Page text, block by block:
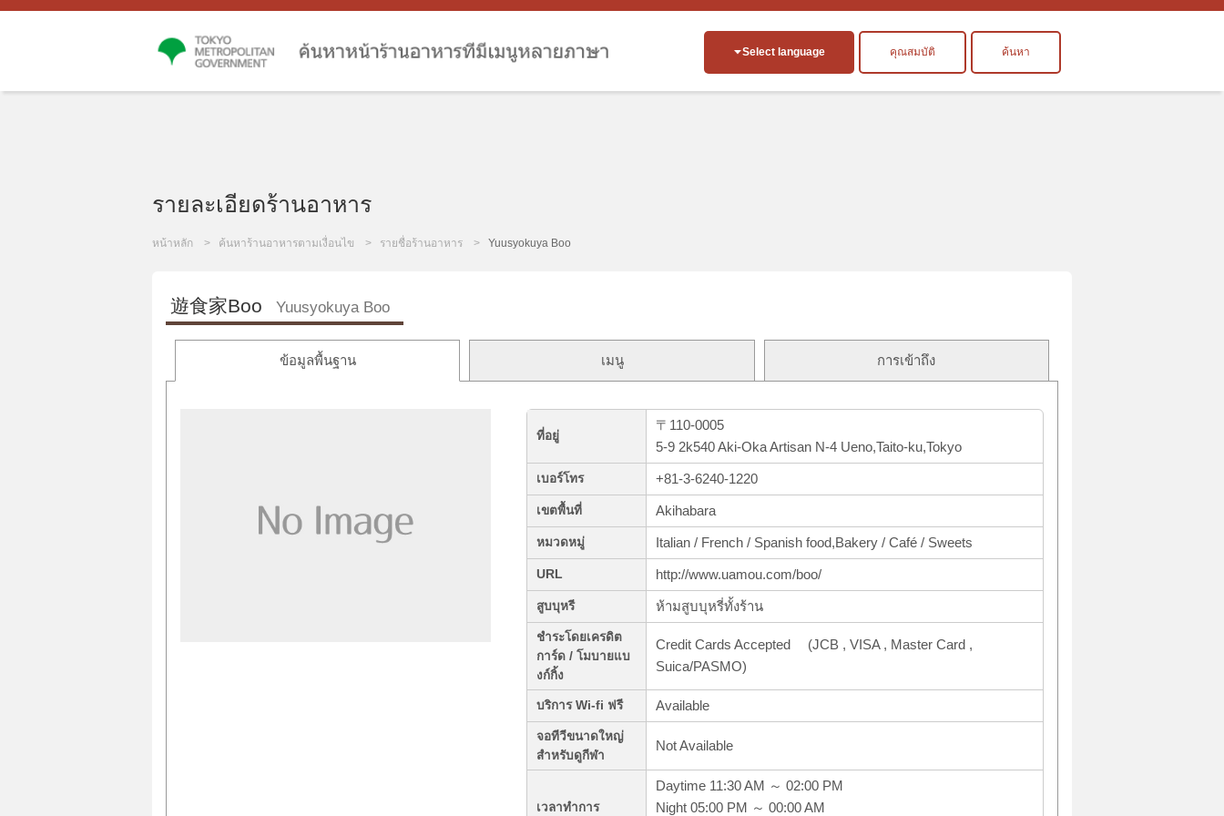
Select language คุณสมบัติ ค้นหา
รายละเอียดร้านอาหาร
หน้าหลัก ค้นหาร้านอาหารตามเงื่อนไข รายชื่อร้านอาหาร Yuusyokuya Boo
遊食家Boo Yuusyokuya Boo
ข้อมูลพื้นฐาน เมนู การเข้าถึง
ที่อยู่
〒110-0005
5-9 2k540 Aki-Oka Artisan N-4 Ueno,Taito-ku,Tokyo
เบอร์โทร +81-3-6240-1220
เขตพื้นที่ Akihabara
หมวดหมู่ Italian / French / Spanish food,Bakery / Café / Sweets
URL http://www.uamou.com/boo/
สูบบุหรี ห้ามสูบบุหรี่ทั้งร้าน
ชำระโดยเครดิต
การ์ด / โมบายแบ
งก์กิ้ง
Credit Cards Accepted (JCB , VISA , Master Card ,
Suica/PASMO)
บริการ Wi-fi ฟรี Available
จอทีวีขนาดใหญ่
สำหรับดูกีฬา
Not Available
เวลาทำการ
Daytime 11:30 AM ～ 02:00 PM
Night 05:00 PM ～ 00:00 AM